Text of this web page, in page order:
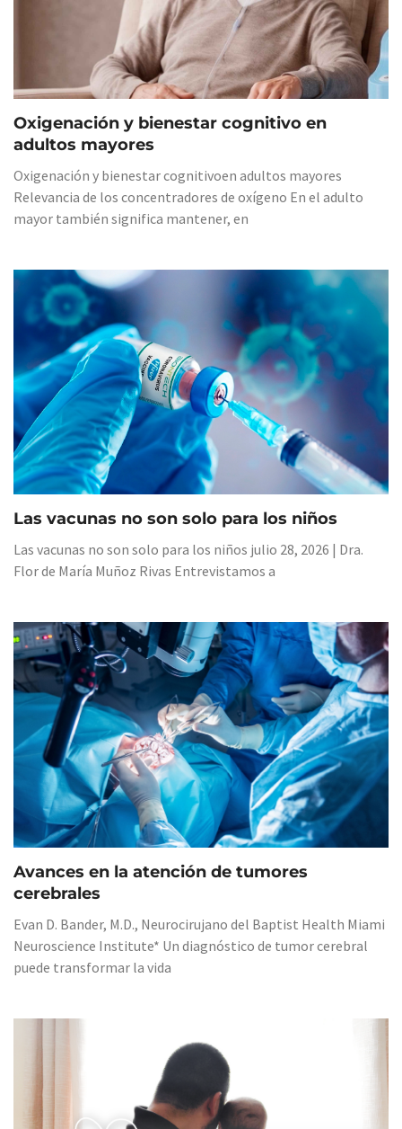
Oxigenación y bienestar cognitivo en
adultos mayores
Oxigenación y bienestar cognitivoen adultos mayores
Relevancia de los concentradores de oxígeno En el adulto
mayor también significa mantener, en
Las vacunas no son solo para los niños
Las vacunas no son solo para los niños julio 28, 2026 | Dra.
Flor de María Muñoz Rivas Entrevistamos a
Avances en la atención de tumores
cerebrales
Evan D. Bander, M.D., Neurocirujano del Baptist Health Miami
Neuroscience Institute* Un diagnóstico de tumor cerebral
puede transformar la vida